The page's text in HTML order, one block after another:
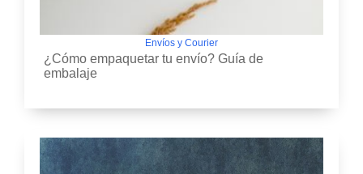
Envíos y Courier
¿Cómo empaquetar tu envío? Guía de
embalaje